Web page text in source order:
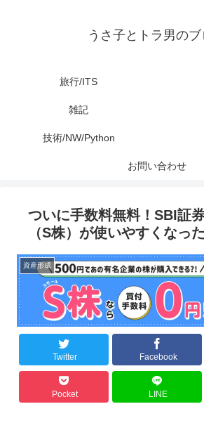
うさ子とトラ男の
旅行/ITS
雑記
技術/NW/Python
お問い合わせ
ついに手数料無料！SBI証
（S株）が使いやすくなっ
資産形成
Twitter Facebook
Pocket LINE